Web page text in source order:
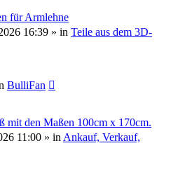
für Armlehne
16:39 » in Teile aus dem 3D-
BulliFan
mit den Maßen 100cm x 170cm.
11:00 » in Ankauf, Verkauf,